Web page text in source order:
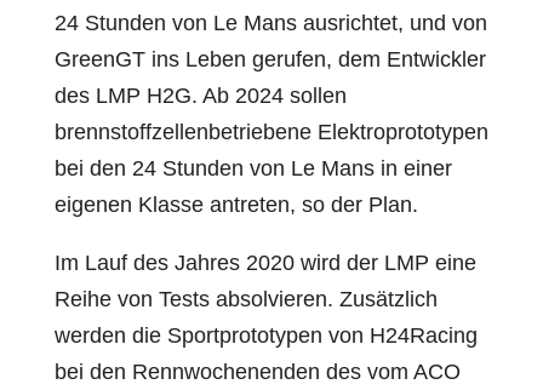
24 Stunden von Le Mans ausrichtet, und von
GreenGT ins Leben gerufen, dem Entwickler
des LMP H2G. Ab 2024 sollen
brennstoffzellenbetriebene Elektroprototypen
bei den 24 Stunden von Le Mans in einer
eigenen Klasse antreten, so der Plan.
Im Lauf des Jahres 2020 wird der LMP eine
Reihe von Tests absolvieren. Zusätzlich
werden die Sportprototypen von H24Racing
bei den Rennwochenenden des vom ACO